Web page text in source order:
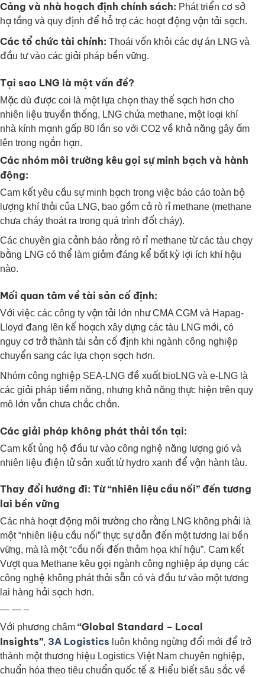
Cảng và nhà hoạch định chính sách: Phát triển cơ sở
hạ tầng và quy định để hỗ trợ các hoạt động vận tải sạch.
Các tổ chức tài chính: Thoái vốn khỏi các dự án LNG và
đầu tư vào các giải pháp bền vững.
Tại sao LNG là một vấn đề?
Mặc dù được coi là một lựa chọn thay thế sạch hơn cho
nhiên liệu truyền thống, LNG chứa methane, một loại khí
nhà kính mạnh gấp 80 lần so với CO2 về khả năng gây ấm
lên trong ngắn hạn.
Các nhóm môi trường kêu gọi sự minh bạch và hành
động:
Cam kết yêu cầu sự minh bạch trong việc báo cáo toàn bộ
lượng khí thải của LNG, bao gồm cả rò rỉ methane (methane
chưa cháy thoát ra trong quá trình đốt cháy).
Các chuyên gia cảnh báo rằng rò rỉ methane từ các tàu chạy
bằng LNG có thể làm giảm đáng kể bất kỳ lợi ích khí hậu
nào.
Mối quan tâm về tài sản cố định:
Với việc các công ty vận tải lớn như CMA CGM và Hapag-
Lloyd đang lên kế hoạch xây dựng các tàu LNG mới, có
nguy cơ trở thành tài sản cố định khi ngành công nghiệp
chuyển sang các lựa chọn sạch hơn.
Nhóm công nghiệp SEA-LNG đề xuất bioLNG và e-LNG là
các giải pháp tiềm năng, nhưng khả năng thực hiện trên quy
mô lớn vẫn chưa chắc chắn.
Các giải pháp không phát thải tồn tại:
Cam kết ủng hộ đầu tư vào công nghệ năng lượng gió và
nhiên liệu điện tử sản xuất từ ​​hydro xanh để vận hành tàu.
Thay đổi hướng đi: Từ “nhiên liệu cầu nối” đến tương
lai bền vững
Các nhà hoạt động môi trường cho rằng LNG không phải là
một “nhiên liệu cầu nối” thực sự dẫn đến một tương lai bền
vững, mà là một “cầu nối đến thảm họa khí hậu”. Cam kết
Vượt qua Methane kêu gọi ngành công nghiệp áp dụng các
công nghệ không phát thải sẵn có và đầu tư vào một tương
lai hàng hải sạch hơn.
— — –
Với phương châm “Global Standard – Local
Insights”, 3A Logistics luôn không ngừng đổi mới để trở
thành một thương hiệu Logistics Việt Nam chuyên nghiệp,
chuẩn hóa theo tiêu chuẩn quốc tế & Hiểu biết sâu sắc về